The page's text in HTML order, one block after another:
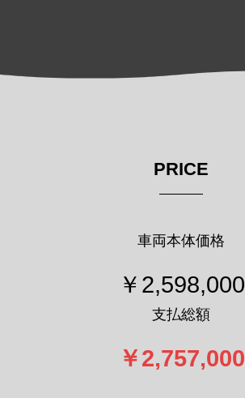
PRICE
車両本体価格
￥2,598,000
支払総額
￥2,757,000